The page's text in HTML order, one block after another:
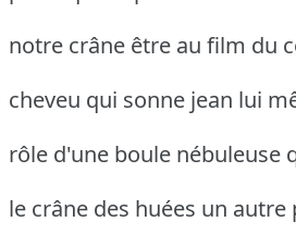
notre crâne être au film du
cheveu qui sonne jean lui
rôle d'une boule nébuleuse
le crâne des huées un